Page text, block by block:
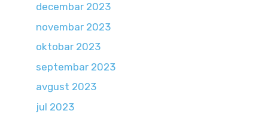
decembar 2023
novembar 2023
oktobar 2023
septembar 2023
avgust 2023
jul 2023